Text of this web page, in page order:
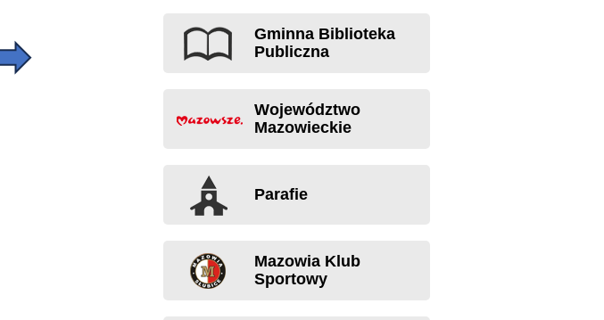
Gminna Biblioteka
Publiczna
Województwo
Mazowieckie
Parafie
Mazowia Klub
Sportowy